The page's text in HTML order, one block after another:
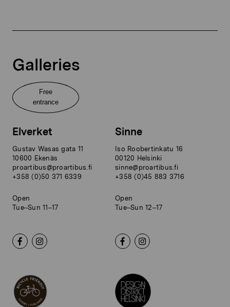
Galleries
Free
entrance
Elverket
Gustav Wasas gata 11
10600 Ekenäs
proartibus@proartibus.fi
+358 (0)50 371 6339
Open
Tue–Sun 11–17
Sinne
Iso Roobertinkatu 16
00120 Helsinki
sinne@proartibus.fi
+358 (0)45 883 3716
Open
Tue–Sun 12–17